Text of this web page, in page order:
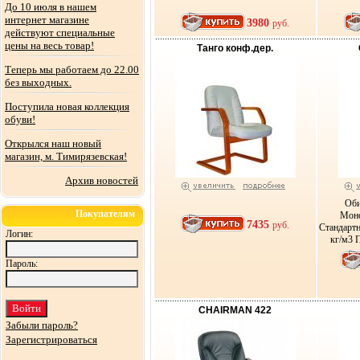
До 10 июля в нашем
интернет магазине
действуют специальные
цены на весь товар!
Теперь мы работаем до 22.00
без выходных.
Поступила новая коллекция
обуви!
Открылся наш новый
магазин, м. Тимирязевская!
Архив новостей
Покупателям
Логин:
Пароль:
Забыли пароль?
Зарегистрироваться
3980руб.
Танго конф.дер.
7435руб.
кг/м3
CHAIRMAN 422